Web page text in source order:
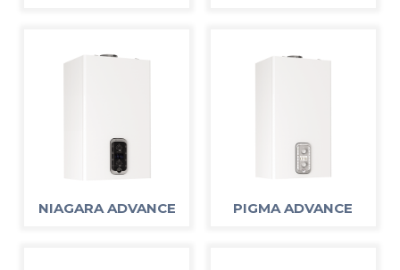
NIAGARA ADVANCE PIGMA ADVANCE